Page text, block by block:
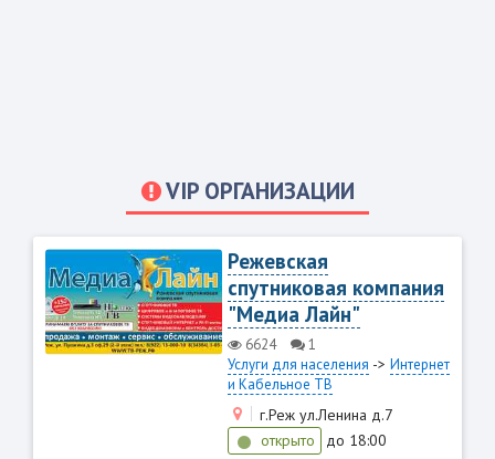
VIP ОРГАНИЗАЦИИ
Режевская
спутниковая компания
"Медиа Лайн"
6624
1
Услуги для населения -> Интернет
и Кабельное ТВ
г.Реж ул.Ленина д.7
открыто
до 18:00